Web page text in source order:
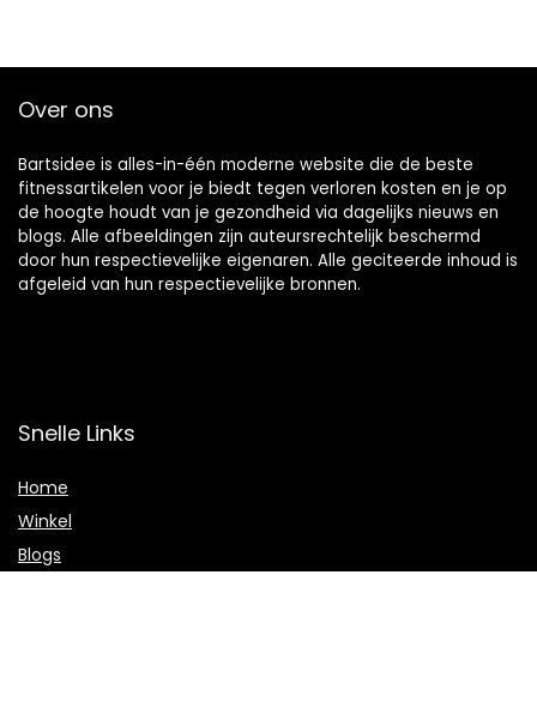
Over ons
Bartsidee is alles-in-één moderne website die de beste
fitnessartikelen voor je biedt tegen verloren kosten en je op
de hoogte houdt van je gezondheid via dagelijks nieuws en
blogs. Alle afbeeldingen zijn auteursrechtelijk beschermd
door hun respectievelijke eigenaren. Alle geciteerde inhoud is
afgeleid van hun respectievelijke bronnen.
Snelle Links
Home
Winkel
Blogs